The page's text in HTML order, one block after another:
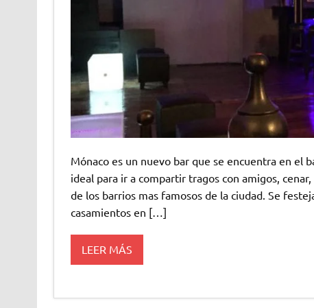
Mónaco es un nuevo bar que se encuentra en el
ideal para ir a compartir tragos con amigos,
de los barrios mas famosos de la ciudad. Se
casamientos en […]
LEER MÁS